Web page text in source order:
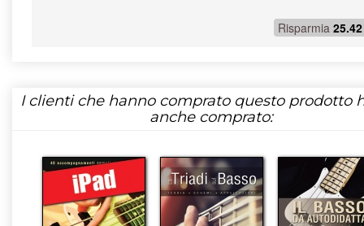
Risparmia 25.42
I clienti che hanno comprato questo prodotto
anche comprato: